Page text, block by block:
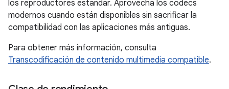
los reproductores estándar. Aprovecha los códecs
modernos cuando están disponibles sin sacrificar la
compatibilidad con las aplicaciones más antiguas.
Para obtener más información, consulta
Transcodificación de contenido multimedia compatible.